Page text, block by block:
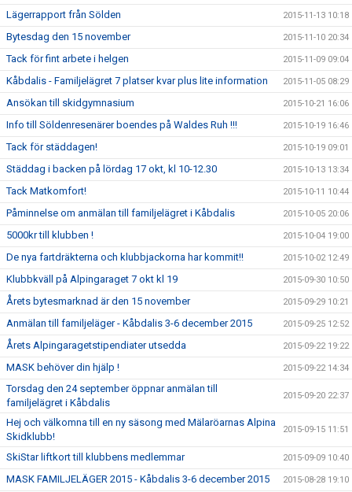
Lägerrapport från Sölden 2015-11-13 10:18
Bytesdag den 15 november 2015-11-10 20:34
Tack för fint arbete i helgen 2015-11-09 09:04
Kåbdalis - Familjelägret 7 platser kvar plus lite information 2015-11-05 08:29
Ansökan till skidgymnasium 2015-10-21 16:06
Info till Söldenresenärer boendes på Waldes Ruh !!! 2015-10-19 16:46
Tack för städdagen! 2015-10-19 09:01
Städdag i backen på lördag 17 okt, kl 10-12.30 2015-10-13 13:34
Tack Matkomfort! 2015-10-11 10:44
Påminnelse om anmälan till familjelägret i Kåbdalis 2015-10-05 20:06
5000kr till klubben ! 2015-10-04 19:00
De nya fartdräkterna och klubbjackorna har kommit!! 2015-10-02 12:49
Klubbkväll på Alpingaraget 7 okt kl 19 2015-09-30 10:50
Årets bytesmarknad är den 15 november 2015-09-29 10:21
Anmälan till familjeläger - Kåbdalis 3-6 december 2015 2015-09-25 12:52
Årets Alpingaragetstipendiater utsedda 2015-09-22 19:22
MASK behöver din hjälp ! 2015-09-22 14:34
Torsdag den 24 september öppnar anmälan till
familjelägret i Kåbdalis
2015-09-20 22:37
Hej och välkomna till en ny säsong med Mälaröarnas Alpina
Skidklubb!
2015-09-15 11:51
SkiStar liftkort till klubbens medlemmar 2015-09-09 10:40
MASK FAMILJELÄGER 2015 - Kåbdalis 3-6 december 2015 2015-08-28 19:10